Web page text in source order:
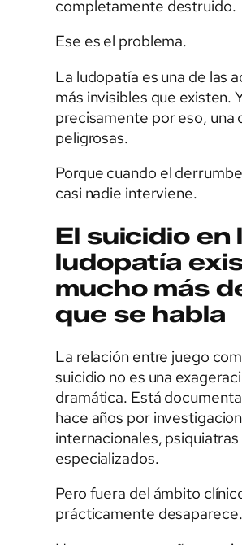
completamente destruido.
Ese es el problema.
La ludopatía es una de las
más invisibles que existen.
precisamente por eso, una
peligrosas.
Porque cuando el
casi nadie interviene.
El suicidio en
ludopatía
mucho más
que se habla
La relación entre juego
suicidio no es una
dramática. Está
hace años por
internacionales,
especializados.
Pero fuera del ámbito
prácticamente desaparece.